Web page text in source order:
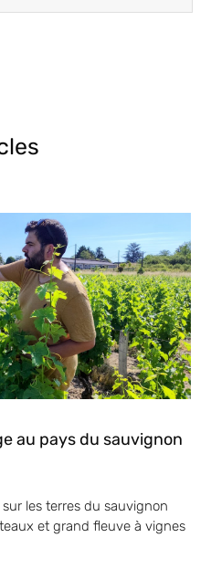
au pays du sauvignon
les terres du sauvignon
et grand fleuve à vignes